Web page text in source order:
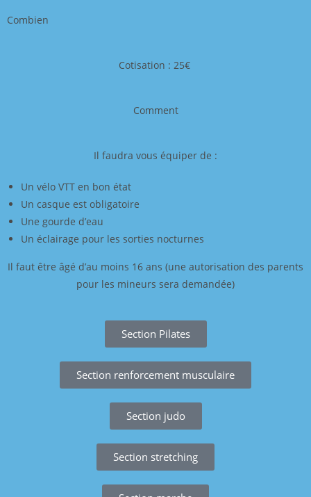
Combien
Cotisation : 25€
Comment
Il faudra vous équiper de :
Un vélo VTT en bon état
Un casque est obligatoire
Une gourde d’eau
Un éclairage pour les sorties nocturnes
Il faut être âgé d’au moins 16 ans (une autorisation des parents
pour les mineurs sera demandée)
Section Pilates
Section renforcement musculaire
Section judo
Section stretching